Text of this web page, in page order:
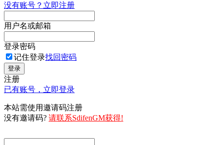
没有账号？立即注册
用户名或邮箱
登录密码
记住登录找回密码
登录
注册
已有账号，立即登录
本站需使用邀请码注册
没有邀请码? 请联系SdifenGM获得!